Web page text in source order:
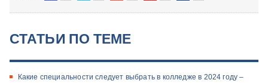
СТАТЬИ ПО ТЕМЕ
Какие специальности следует выбрать в колледже в 2024 году –